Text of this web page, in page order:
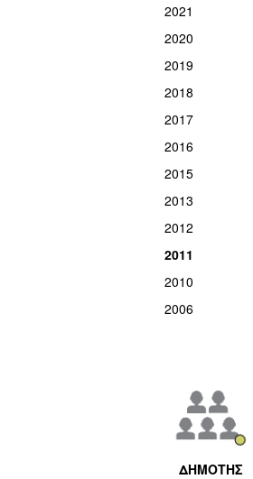
2021
2020
2019
2018
2017
2016
2015
2013
2012
2011
2010
2006
ΔΗΜΟΤΗΣ